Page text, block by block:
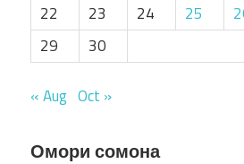
22
23 24 25
29
30
« Aug Oct »
Омори сомона